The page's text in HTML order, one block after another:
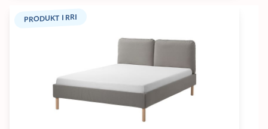
PRODUKT I RRI